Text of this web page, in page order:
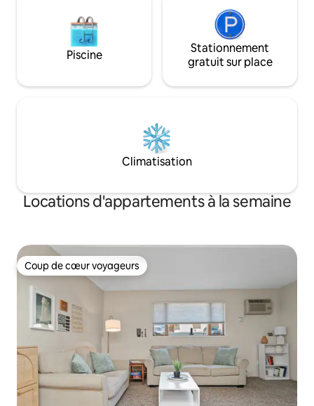
Piscine
Stationnement
gratuit sur place
Climatisation
Locations d'appartements à la semaine
Coup de cœur voyageurs
Coup de cœur voyageurs